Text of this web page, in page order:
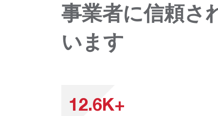
事業者に信頼さ
います
12.6K+